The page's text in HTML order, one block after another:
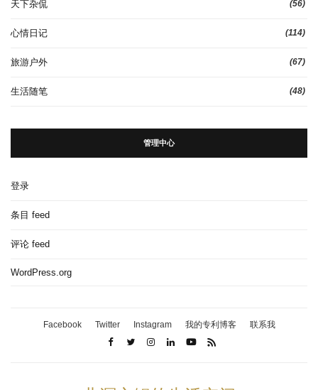
天下杂侃 (56)
心情日记 (114)
旅游户外 (67)
生活随笔 (48)
管理中心
登录
条目 feed
评论 feed
WordPress.org
Facebook Twitter Instagram 我的专利博客 联系我